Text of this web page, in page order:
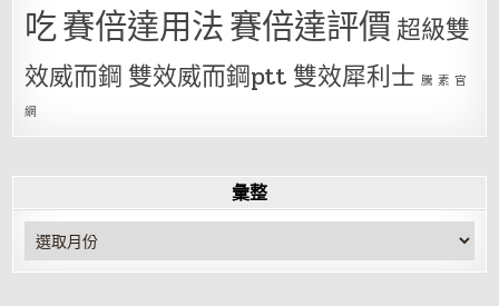
吃賽倍達用法賽倍達評價超級雙
效威而鋼 雙效威而鋼ptt 雙效犀利士 騰 素 官
網
彙整
彙
整